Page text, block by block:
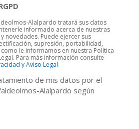
Alalpardo tratará sus datos
informado acerca de nuestras
novedades. Puede ejercer sus
supresión, portabilidad,
le informamos en nuestra Política
Para más información consulte
y Aviso Legal
de mis datos por el
Alalpardo según